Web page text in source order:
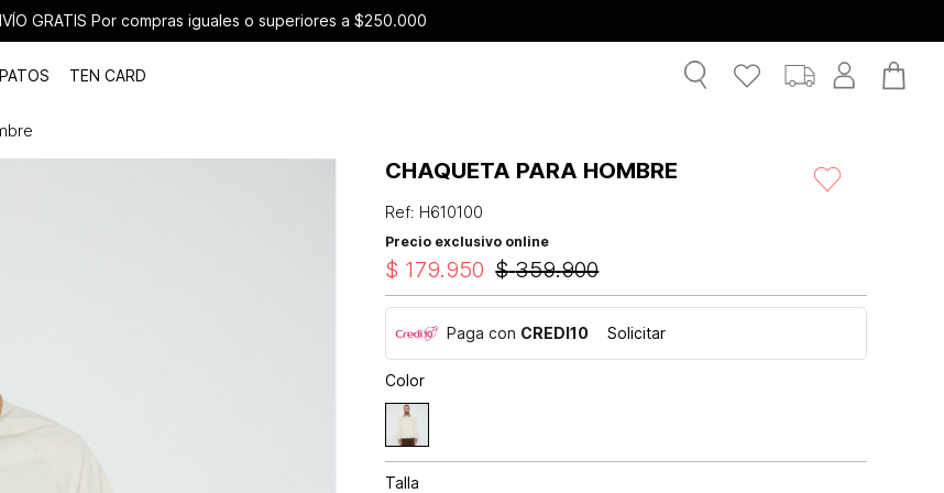
GRATIS Por compras iguales o superiores a $250.000
TEN CARD
CHAQUETA PARA HOMBRE
Ref: H610100
Precio exclusivo online
$ 359.900
$ 179.950
Paga con CREDI10 Solicitar
Color
Talla